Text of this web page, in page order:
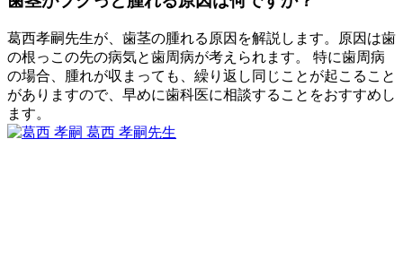
日
ト
治
療
の
成
功
葛西孝嗣先生が、歯茎の腫れる原因を解説します。原因は歯
の根っこの先の病気と歯周病が考えられます。 特に歯周病
の場合、腫れが収まっても、繰り返し同じことが起こること
がありますので、早めに歯科医に相談することをおすすめし
ます。
葛西 孝嗣先生